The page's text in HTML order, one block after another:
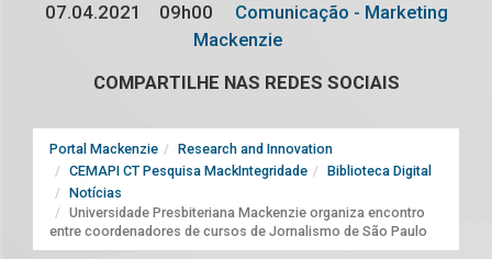
07.04.2021
09h00
Comunicação - Marketing
Mackenzie
COMPARTILHE NAS REDES SOCIAIS
Portal Mackenzie
Research and Innovation
CEMAPI CT Pesquisa MackIntegridade
Biblioteca Digital
Notícias
Universidade Presbiteriana Mackenzie organiza encontro
entre coordenadores de cursos de Jornalismo de São Paulo